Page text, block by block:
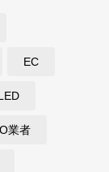
EC
業者